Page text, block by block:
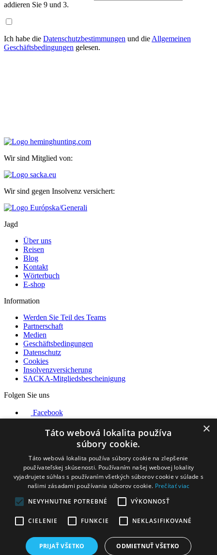
addieren Sie 9 und 3.
Ich habe die Datenschutzbestimmungen und die Allgemeinen
Geschäftsbedingungen gelesen.
Wir sind Mitglied von:
Wir sind gegen Insolvenz versichert:
Jagd
Über uns
Reisen
Blog
Kontakt
Wörterbuch
E-shop
Information
Werden Sie Teil des Teams
Partnerschaft
Medien
Geschäftsbedingungen
Datenschutz
Cookies
Insolvenzversicherung
SACKA-Mitgliedsbescheinigung
Folgen Sie uns
Facebook
YouTube
×
Táto webová lokalita používa
súbory cookie.
Táto webová lokalita používa súbory cookie na zlepšenie
používateľskej skúsenosti. Používaním našej webovej lokality
vyjadrujete súhlas s používaním všetkých súborov cookie v súlade s
našimi zásadami používania súborov cookie. Prečítať viac
NEVYHNUTNE POTREBNÉ
VÝKONNOSŤ
CIELENIE FUNKCIE NEKLASIFIKOVANÉ
PRIJAŤ VŠETKO ODMIETNUŤ VŠETKO